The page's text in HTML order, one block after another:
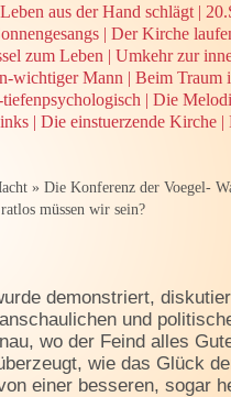
aus der Hand schlägt |
| Der Kirche
zum Leben | Umkehr zur
wichtiger Mann | Beim Traum
tiefenpsychologisch | Die
| Die einstuerzende Kirche |
» Die Konferenz der Voegel-
müssen wir sein?
demonstriert,
und
wo der Feind alles
wie das Glück
einer besseren, sogar